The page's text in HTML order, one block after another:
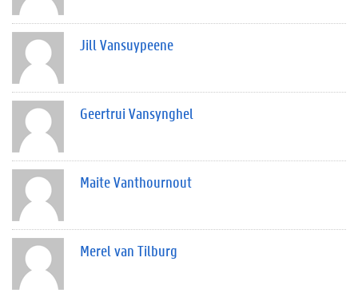
Jill Vansuypeene
Geertrui Vansynghel
Maite Vanthournout
Merel van Tilburg